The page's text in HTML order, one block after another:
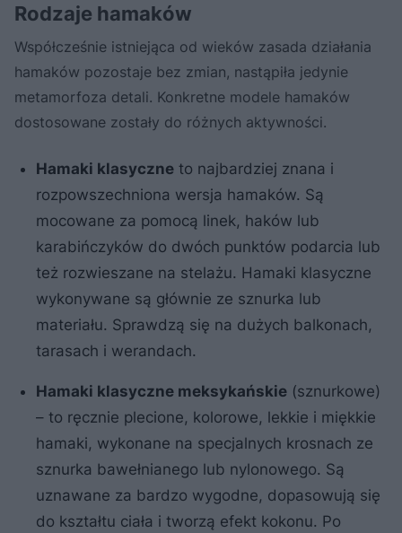
Rodzaje hamaków
Współcześnie istniejąca od wieków zasada działania
hamaków pozostaje bez zmian, nastąpiła jedynie
metamorfoza detali. Konkretne modele hamaków
dostosowane zostały do różnych aktywności.
Hamaki klasyczne to najbardziej znana i
rozpowszechniona wersja hamaków. Są
mocowane za pomocą linek, haków lub
karabińczyków do dwóch punktów podarcia lub
też rozwieszane na stelażu. Hamaki klasyczne
wykonywane są głównie ze sznurka lub
materiału. Sprawdzą się na dużych balkonach,
tarasach i werandach.
Hamaki klasyczne meksykańskie (sznurkowe)
– to ręcznie plecione, kolorowe, lekkie i miękkie
hamaki, wykonane na specjalnych krosnach ze
sznurka bawełnianego lub nylonowego. Są
uznawane za bardzo wygodne, dopasowują się
do kształtu ciała i tworzą efekt kokonu. Po